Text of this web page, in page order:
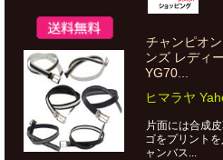
チャンピオ
ンズ レディ
YG70...
ヒマラヤ
片面には合成
ゴをプリント
ャンバス...